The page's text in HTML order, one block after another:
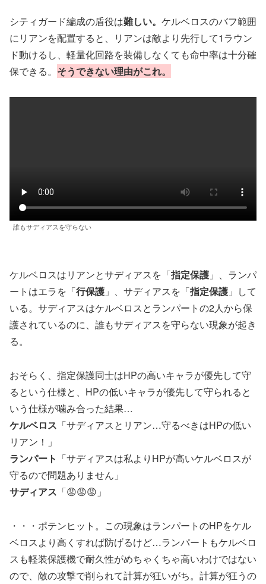
シティガード編成の盾役は難しい。 ケルベロスのバフ範囲
にリアンを配置すると、リアンは敵より先行して1ラウン
ド動けるし、軽量化回路を装備しなくても命中率は十分確
保できる。 そうできない理由がこれ。
誰もサディアスを守らない
ケルベロスはリアンとサディアスを「指定保護 」、ランパ
ートはエラを「行保護 」、サディアスを「指定保護 」して
いる。サディアスはケルベロスとランパートの2人から保
護されているのに、誰もサディアスを守らない現象が起き
る。
おそらく、指定保護同士はHPの高いキャラが優先して守
るという仕様と、HPの低いキャラが優先して守られると
いう仕様が噛み合った結果…
ケルベロス 「サディアスとリアン…守るべきはHPの低い
リアン！」
ランパート 「サディアスは私よりHPが高いケルベロスが
守るので問題ありません」
サディアス 「😡😡😡」
・・・ポテンヒット。この現象はランパートのHPをケル
ベロスより高くすれば防げるけど…ランパートもケルベロ
スも軽装保護機で耐久性がめちゃくちゃ高いわけではない
ので、敵の攻撃で削られて計算が狂いがち。計算が狂うの